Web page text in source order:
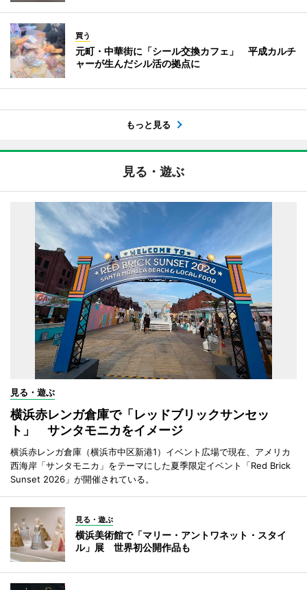
買う
元町・中華街に「シール交換カフェ」 平成カルチ
ャーが生んだシル活の拠点に
もっと見る
見る・遊ぶ
見る・遊ぶ
横浜赤レンガ倉庫で「レッドブリックサンセッ
ト」 サンタモニカをイメージ
横浜赤レンガ倉庫（横浜市中区新港1）イベント広場で現在、アメリカ
西海岸「サンタモニカ」をテーマにした夏季限定イベント「Red Brick
Sunset 2026」が開催されている。
見る・遊ぶ
横浜美術館で「マリー・アントワネット・スタイ
ル」展 世界初公開作品も